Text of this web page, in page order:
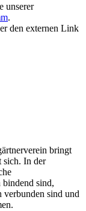
unserer
.
den externen Link
bringt
sich. In der
bindend sind,
verbunden sind und